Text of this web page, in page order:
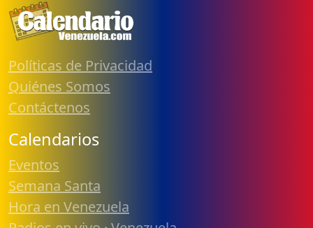
Políticas de Privacidad
Quiénes Somos
Contáctenos
Calendarios
Eventos
Semana Santa
Hora en Venezuela